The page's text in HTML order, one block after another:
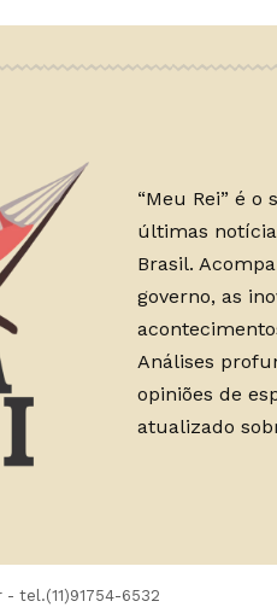
“Meu Rei” é
últimas
Brasil.
governo, as
Análises
opiniões de
atualizado
- tel.(11)91754-6532